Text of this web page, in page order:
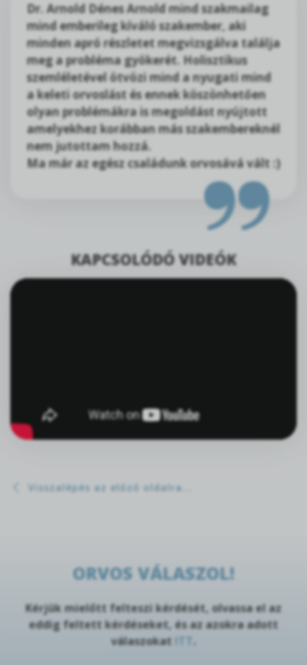
Dr. Arnold Dénes Arnold mind szakmailag
mind emberileg kíváló szakember, aki
minden apró részletet megvizsgálva találja
meg a probléma gyökerét. Holisztikus
szemléletével ötvözi mind a nyugati mind
a keleti orvoslást és ennek köszönhetően
olyan problémákra is megoldást nyújtott
amelyekhez korábban más szakembereknél
nem jutottam hozzá.
Ma már az egész családunk orvosává vált :)
KAPCSOLÓDÓ VIDEÓK
Visszalépés az előző oldalra...
ORVOS VÁLASZOL!
Kérjük mielőtt felteszi kérdését, olvassa el az
eddig feltett kérdéseket, és az azokra adott
válaszokat